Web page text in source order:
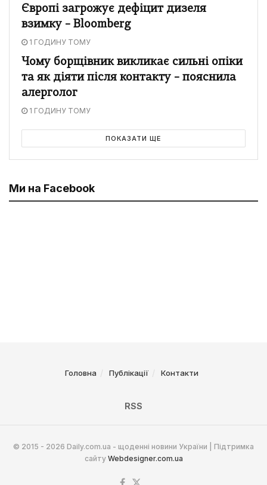
Європі загрожує дефіцит дизеля
взимку – Bloomberg
1 ГОДИНУ ТОМУ
Чому борщівник викликає сильні опіки
та як діяти після контакту – пояснила
алерголог
1 ГОДИНУ ТОМУ
ПОКАЗАТИ ЩЕ
Ми на Facebook
Головна Публікації Контакти
RSS
© 2015 - 2026 Daily.com.ua - щоденні новини України | Підтримка
сайту Webdesigner.com.ua